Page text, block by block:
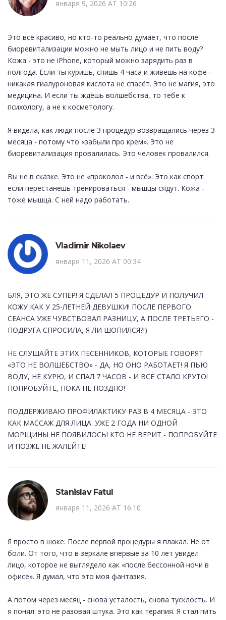
января 9, 2026 AT 10:26
Это всё красиво, но кто-то реально думает, что после
биоревитализации можно не мыть лицо и не пить воду?
Кожа - это не iPhone, который можно зарядить раз в
полгода. Если ты куришь, спишь 4 часа и живёшь на кофе -
никакая гиалуроновая кислота не спасёт. Это не магия, это
медицина. И если ты ждёшь волшебства, то тебе к
психологу, а не к косметологу.
Я видела, как люди после 3 процедур возвращались через 3
месяца - потому что «забыли про крем». Это не
биоревитализация провалилась. Это человек провалился.
Вы не в сказке. Это не «проколол - и всё». Это как спорт:
если перестанешь тренироваться - мышцы сядут. Кожа -
тоже мышца. С ней надо работать.
Vladimir Nikolaev
января 11, 2026 AT 00:34
БЛЯ, ЭТО ЖЕ СУПЕР! Я СДЕЛАЛ 5 ПРОЦЕДУР И ПОЛУЧИЛ
КОЖУ КАК У 25-ЛЕТНЕЙ ДЕВУШКИ! ПОСЛЕ ПЕРВОГО
СЕАНСА УЖЕ ЧУВСТВОВАЛ РАЗНИЦУ, А ПОСЛЕ ТРЕТЬЕГО -
ПОДРУГА СПРОСИЛА, Я ЛИ ШОПИЛСЯ?!)
НЕ СЛУШАЙТЕ ЭТИХ ПЕСЕННИКОВ, КОТОРЫЕ ГОВОРЯТ
«ЭТО НЕ ВОЛШЕБСТВО» - ДА, НО ОНО РАБОТАЕТ! Я ПЬЮ
ВОДУ, НЕ КУРЮ, И СПАЛ 7 ЧАСОВ - И ВСЁ СТАЛО КРУТО!
ПОПРОБУЙТЕ, ПОКА НЕ ПОЗДНО!
ПОДДЕРЖИВАЮ ПРОФИЛАКТИКУ РАЗ В 4 МЕСЯЦА - ЭТО
КАК МАССАЖ ДЛЯ ЛИЦА. УЖЕ 2 ГОДА НИ ОДНОЙ
МОРЩИНЫ НЕ ПОЯВИЛОСЬ! КТО НЕ ВЕРИТ - ПОПРОБУЙТЕ
И ПОЗЖЕ НЕ ЖАЛЕЙТЕ!
Stanislav Fatul
января 11, 2026 AT 16:10
Я просто в шоке. После первой процедуры я плакал. Не от
боли. От того, что в зеркале впервые за 10 лет увидел
лицо, которое не выглядело как «после бессонной ночи в
офисе». Я думал, что это моя фантазия.
А потом через месяц - снова усталость, снова тусклость. И
я понял: это не разовая штука. Это как терапия. Я стал пить